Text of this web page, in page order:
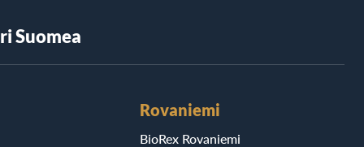
Suomea
Rovaniemi
BioRex Rovaniemi